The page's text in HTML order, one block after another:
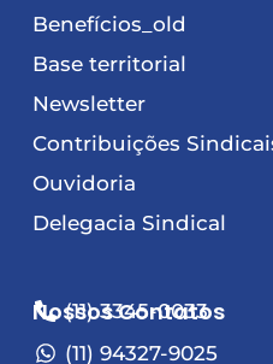
Benefícios_old
Base territorial
Newsletter
Contribuições
Ouvidoria
Delegacia Sindical
Nossos Contatos
(11) 3345-0033
(11) 94327-9025